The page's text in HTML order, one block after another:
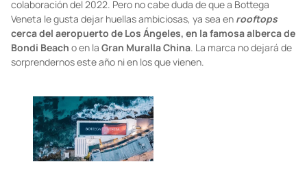
colaboración del 2022. Pero no cabe duda de que a Bottega
Veneta le gusta dejar huellas ambiciosas, ya sea en rooftops
cerca del aeropuerto de Los Ángeles, en la famosa alberca de
Bondi Beach o en la Gran MurallaChina. La marca no dejará de
sorprendernos este año ni en los que vienen.